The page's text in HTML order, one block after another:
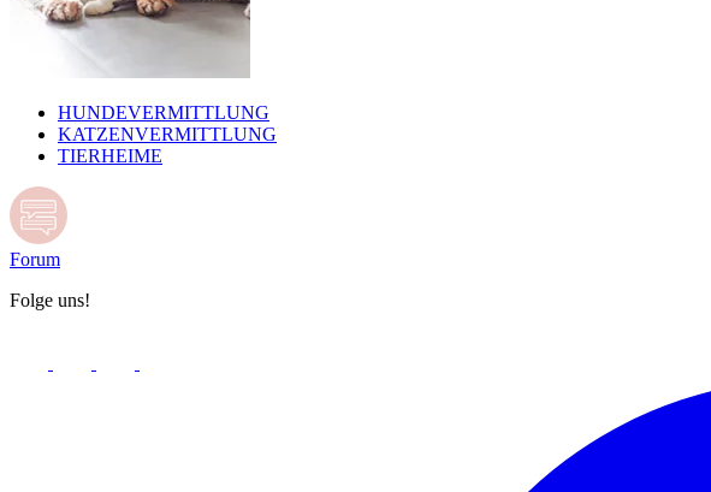
HUNDEVERMITTLUNG
KATZENVERMITTLUNG
TIERHEIME
Forum
Folge uns!